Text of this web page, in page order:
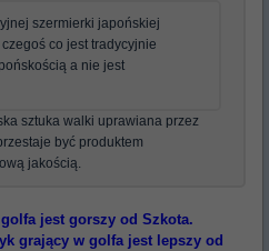
szermierki japońskiej
co jest tradycyjnie
a nie jest
sztuka walki uprawiana przez
być produktem
jakością.
jest gorszy od Szkota.
grający w golfa jest lepszy od